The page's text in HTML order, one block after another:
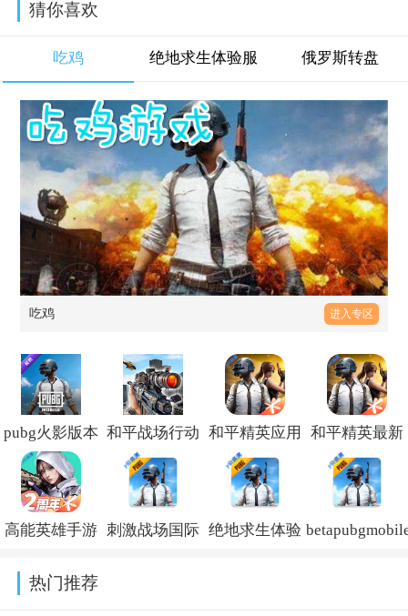
猜你喜欢
吃鸡 绝地求生体验服 俄罗斯转盘
吃鸡 进入专区
pubg火影版本
国际服v4.5.4最
新版
和平战场行动
手游最新版
v1.0
和平精英应用
宝版下载
v1.37.10
和平精英最新
版本下载安装
v1.37.10
高能英雄手游 刺激战场国际 绝地求生体验
热门推荐